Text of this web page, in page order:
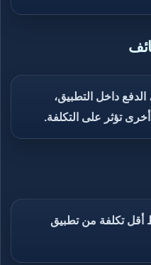
داخل التطبيق،
تؤثر على التكلفة.
أقل تكلفة من تطبيق